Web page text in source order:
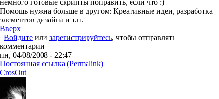
немного готовые скрипты поправить, если что :)
Помощь нужна больше в другом: Креативные идеи, разработка
элементов дизайна и т.п.
Вверх
Войдите или зарегистрируйтесь, чтобы отправлять
комментарии
пн, 04/08/2008 - 22:47
Постоянная ссылка (Permalink)
CrosOut